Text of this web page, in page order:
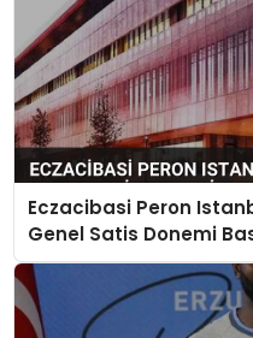
Eczacibasi Peron
Genel Satis Donemi